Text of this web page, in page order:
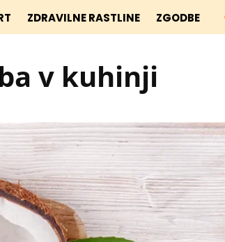
ZDRAVILNE RASTLINE ZGODBE
v kuhinji